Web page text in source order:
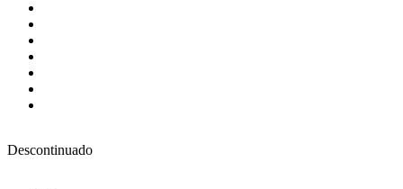
Descontinuado